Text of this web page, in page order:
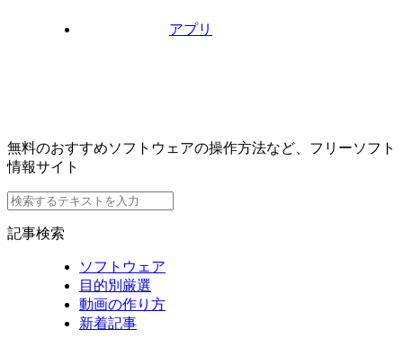
アプリ
無料のおすすめソフトウェアの操作方法など、フリーソフト
情報サイト
記事検索
ソフトウェア
目的別厳選
動画の作り方
新着記事